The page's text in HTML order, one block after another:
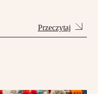
Przeczytaj